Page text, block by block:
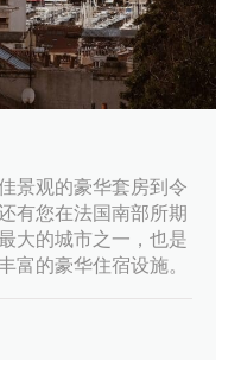
景观的豪华套房到令
有您在法国南部所期
大的城市之一，也是
富的豪华住宿设施。